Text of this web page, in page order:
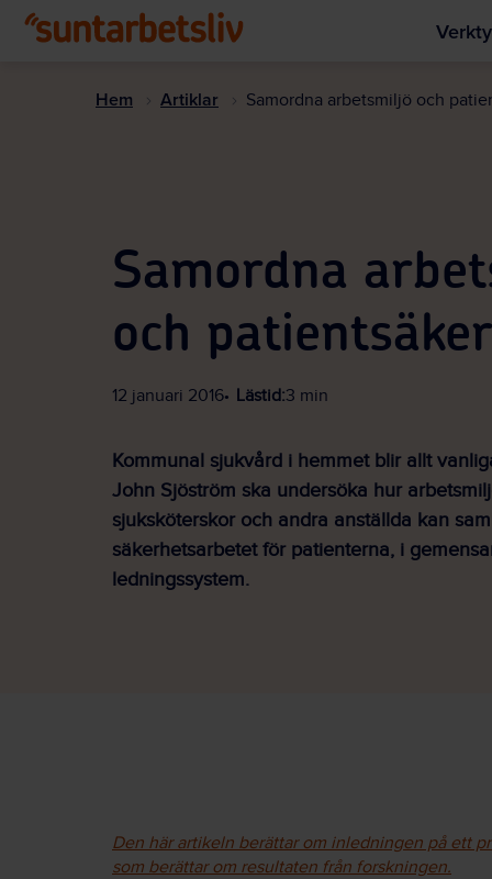
Hem Artiklar Samordna arbetsmiljö och
Samordna
och
12 januari 2016 Lästid:3 min
Kommunal sjukvård i hemmet blir allt
John Sjöström ska undersöka hur
sjuksköterskor och andra anställda kan
säkerhetsarbetet för patienterna, i
ledningssystem.
Den här artikeln berättar om inledningen på ett
som berättar om resultaten från forskningen.